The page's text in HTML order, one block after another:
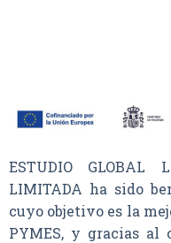
ESTUDIO GLOBAL
LIMITADA ha sido
cuyo objetivo es la
PYMES, y gracias al